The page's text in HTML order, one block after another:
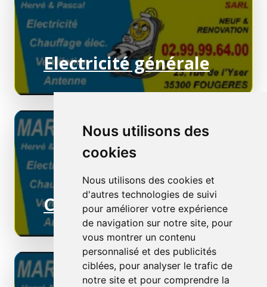
Nous utilisons des
cookies
Nous utilisons des cookies et
d'autres technologies de suivi
pour améliorer votre expérience
de navigation sur notre site, pour
vous montrer un contenu
personnalisé et des publicités
ciblées, pour analyser le trafic de
notre site et pour comprendre la
Electricité générale
Chauffage électrique